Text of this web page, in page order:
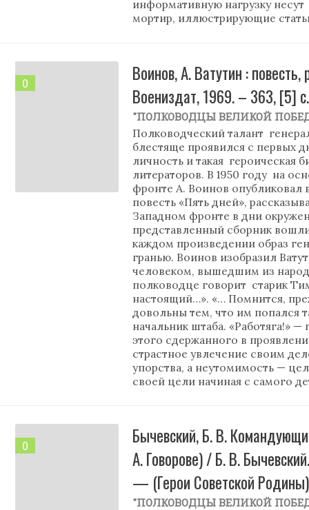
информативную нагрузку
мортир, иллюстрирующие
0
Воинов, А. Ватутин :
Воениздат, 1969. – 363, [5] с.
"ПОЛКОВОДЦЫ ВЕЛИКОЙ
Полководческий талант
блестяще проявился с первых
личность и такая героическая
литераторов. В 1950 году на
фронте А. Воинов опубликовал
повесть «Пять дней»,
Западном фронте в дни
представленный сборник
каждом произведении образ
гранью. Воинов изобразил
человеком, вышедшим из
полководце говорит старик
настоящий…». «… Помнится,
довольны тем, что им попался
начальник штаба. «Работяга!»
этого сдержанного в
страстное увлечение своим
упорства, а неутомимость —
своей цели начиная с самого
0
Бычевский, Б. В.
А. Говорове) / Б. В.
— (Герои Советской
"ПОЛКОВОДЦЫ ВЕЛИКОЙ